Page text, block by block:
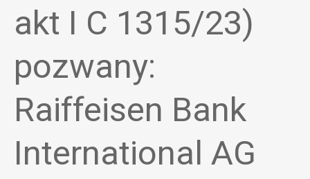
akt I C 1315/23)
pozwany:
Raiffeisen Bank
International AG